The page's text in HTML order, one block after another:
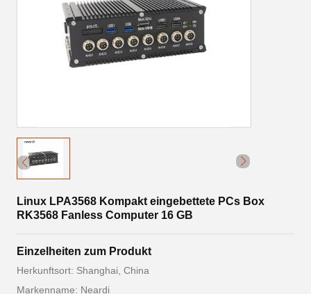
Linux LPA3568 Kompakt eingebettete PCs Box
RK3568 Fanless Computer 16 GB
Einzelheiten zum Produkt
Herkunftsort: Shanghai, China
Markenname: Neardi